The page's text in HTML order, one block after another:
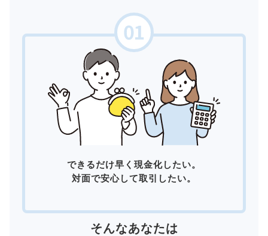
できるだけ早く現金化したい。
対面で安心して取引したい。
そんなあなたは